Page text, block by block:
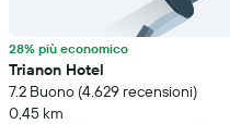
28% più economico
Trianon Hotel
7.2 Buono (4.629 recensioni)
0,45 km